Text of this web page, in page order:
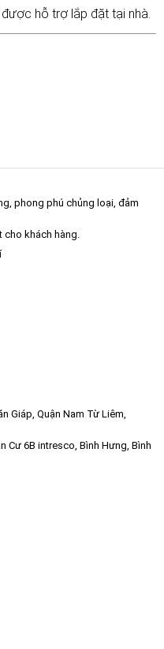
hỗ trợ lắp đặt tại nhà.
phong phú chủng loại, đảm
cho khách hàng.
Giáp, Quận Nam Từ Liêm,
Cư 6B intresco, Bình Hưng, Bình